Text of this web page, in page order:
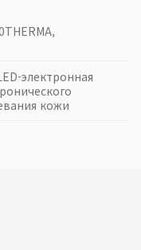
электронная
кожи